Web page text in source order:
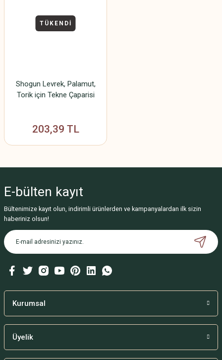
TÜKENDİ
Shogun Levrek, Palamut,
Torik için Tekne Çaparisi
203,39 TL
E-bülten kayıt
Bültenimize kayıt olun, indirimli ürünlerden ve kampanyalardan ilk sizin
haberiniz olsun!
Kurumsal
Üyelik